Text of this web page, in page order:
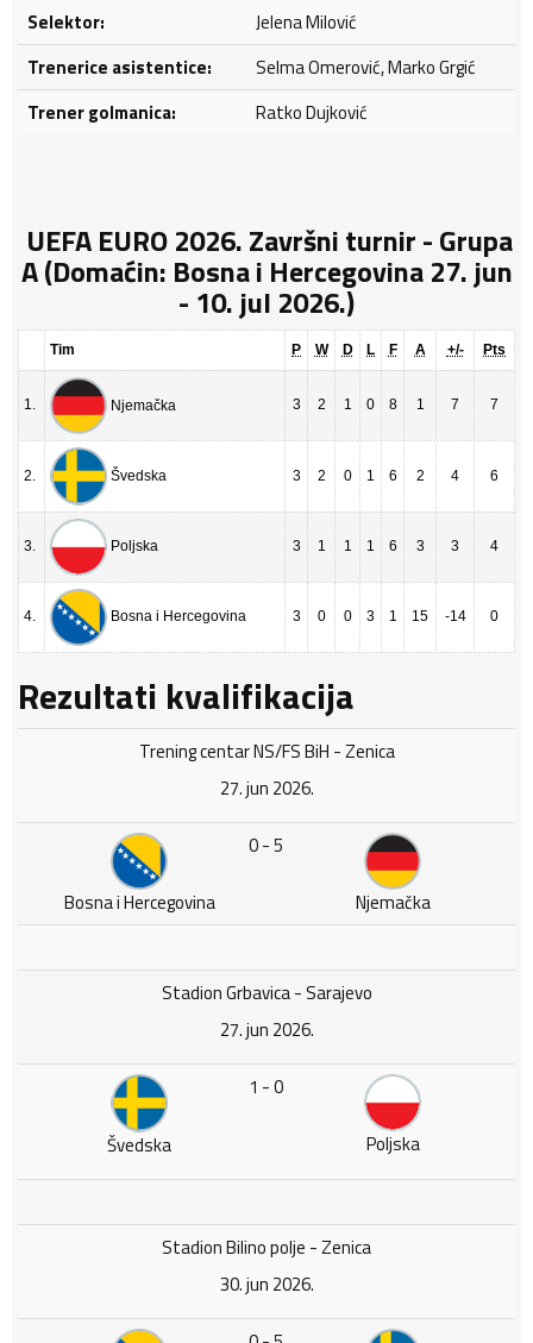
Selektor:
Jelena Milović
Trenerice asistentice:
Selma Omerović, Marko Grgić
Trener golmanica:
Ratko Dujković
UEFA EURO 2026. Završni turnir - Grupa
A (Domaćin: Bosna i Hercegovina 27. jun
- 10. jul 2026.)
Tim P W D L F A +/- Pts
1. Njemačka 3 2 1 0 8 1 7 7
2. Švedska 3 2 0 1 6 2 4 6
3. Poljska 3 1 1 1 6 3 3 4
4. Bosna i Hercegovina 3 0 0 3 1 15 -14 0
Rezultati kvalifikacija
Trening centar NS/FS BiH - Zenica
27. jun 2026.
Bosna i Hercegovina
0 - 5
Njemačka
Stadion Grbavica - Sarajevo
27. jun 2026.
Švedska
1 - 0
Poljska
Stadion Bilino polje - Zenica
30. jun 2026.